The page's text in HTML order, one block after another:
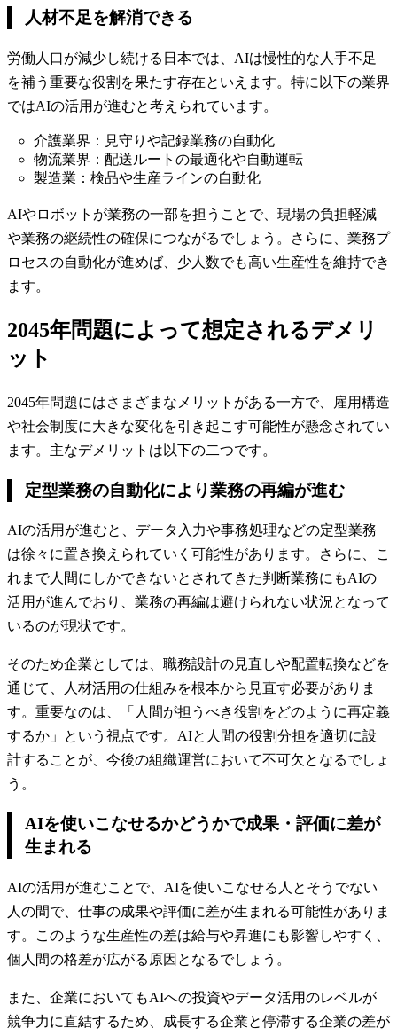
人材不足を解消できる
労働人口が減少し続ける日本では、AIは慢性的な人手不足
を補う重要な役割を果たす存在といえます。特に以下の業界
ではAIの活用が進むと考えられています。
介護業界：見守りや記録業務の自動化
物流業界：配送ルートの最適化や自動運転
製造業：検品や生産ラインの自動化
AIやロボットが業務の一部を担うことで、現場の負担軽減
や業務の継続性の確保につながるでしょう。さらに、業務プ
ロセスの自動化が進めば、少人数でも高い生産性を維持でき
ます。
2045年問題によって想定されるデメリ
ット
2045年問題にはさまざまなメリットがある一方で、雇用構造
や社会制度に大きな変化を引き起こす可能性が懸念されてい
ます。主なデメリットは以下の二つです。
定型業務の自動化により業務の再編が進む
AIの活用が進むと、データ入力や事務処理などの定型業務
は徐々に置き換えられていく可能性があります。さらに、こ
れまで人間にしかできないとされてきた判断業務にもAIの
活用が進んでおり、業務の再編は避けられない状況となって
いるのが現状です。
そのため企業としては、職務設計の見直しや配置転換などを
通じて、人材活用の仕組みを根本から見直す必要がありま
す。重要なのは、「人間が担うべき役割をどのように再定義
するか」という視点です。AIと人間の役割分担を適切に設
計することが、今後の組織運営において不可欠となるでしょ
う。
AIを使いこなせるかどうかで成果・評価に差が
生まれる
AIの活用が進むことで、AIを使いこなせる人とそうでない
人の間で、仕事の成果や評価に差が生まれる可能性がありま
す。このような生産性の差は給与や昇進にも影響しやすく、
個人間の格差が広がる原因となるでしょう。
また、企業においてもAIへの投資やデータ活用のレベルが
競争力に直結するため、成長する企業と停滞する企業の差が